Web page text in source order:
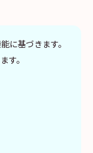
に基づきます。
す。